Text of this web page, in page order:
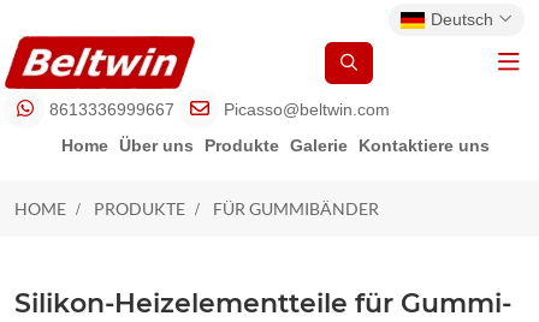
Deutsch
8613336999667
Picasso@beltwin.com
Home Über uns Produkte Galerie Kontaktiere uns
FÜR GUMMIBÄNDER
HOME PRODUKTE FÜR GUMMIBÄNDER
Silikon-Heizelementteile für Gummi-